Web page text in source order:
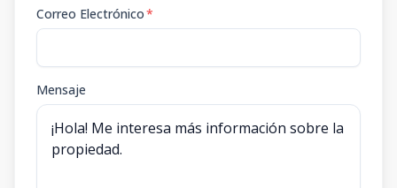
Correo Electrónico*
Mensaje